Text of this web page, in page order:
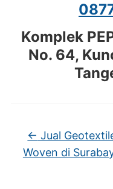
Komplek
No. 64,
← Jual
Woven di